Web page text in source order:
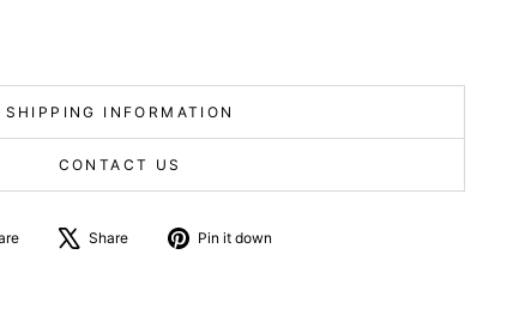
SHIPPING INFORMATION
CONTACT US
Share
Share
Tweet
about
Pin it down